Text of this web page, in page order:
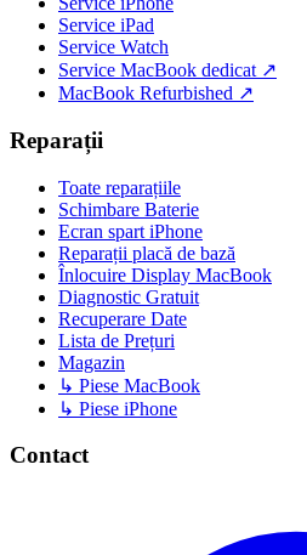
Service iPad
Service Watch
Service MacBook dedicat ↗
MacBook Refurbished ↗
Reparații
Toate reparațiile
Schimbare Baterie
Ecran spart iPhone
Reparații placă de bază
Înlocuire Display MacBook
Diagnostic Gratuit
Recuperare Date
Lista de Prețuri
Magazin
↳ Piese MacBook
↳ Piese iPhone
Contact